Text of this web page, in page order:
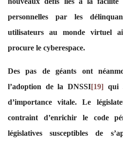
personnelles par les
utilisateurs au monde virtuel
procure le cyberespace.
Des pas de géants ont
l’adoption de la DNSSI[19] qui
d’importance vitale. Le
contraint d’enrichir le code
législatives susceptibles de